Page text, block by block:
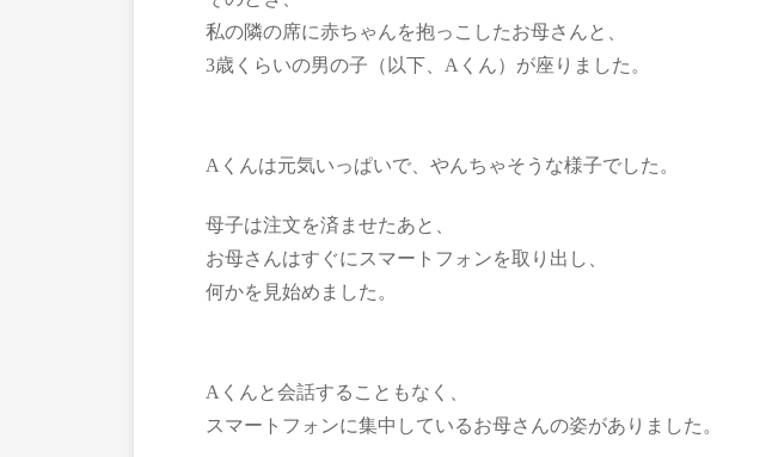
私の隣の席に赤ちゃんを抱っこしたお母さんと、
3歳くらいの男の子（以下、Aくん）が座りました。
Aくんは元気いっぱいで、やんちゃそうな様子でした。
母子は注文を済ませたあと、
お母さんはすぐにスマートフォンを取り出し、
何かを見始めました。
Aくんと会話することもなく、
スマートフォンに集中しているお母さんの姿がありました。